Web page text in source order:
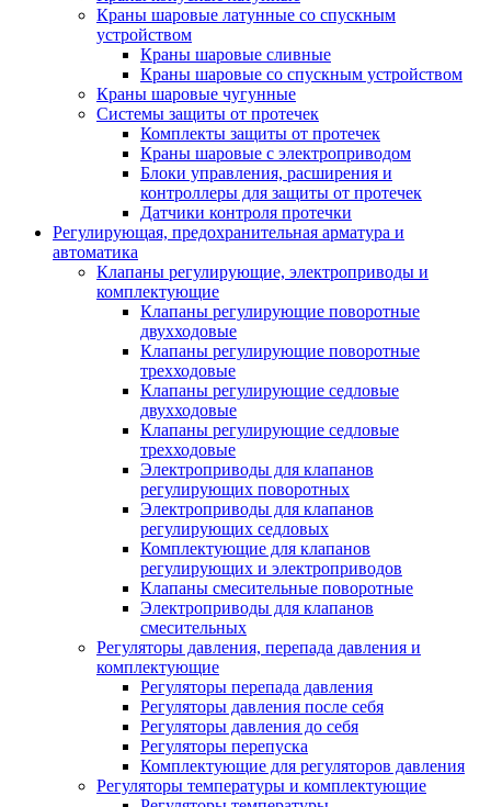
Краны шаровые латунные со спускным
устройством
Краны шаровые сливные
Краны шаровые со спускным устройством
Краны шаровые чугунные
Системы защиты от протечек
Комплекты защиты от протечек
Краны шаровые с электроприводом
Блоки управления, расширения и
контроллеры для защиты от протечек
Датчики контроля протечки
Регулирующая, предохранительная арматура и
автоматика
Клапаны регулирующие, электроприводы и
комплектующие
Клапаны регулирующие поворотные
двухходовые
Клапаны регулирующие поворотные
трехходовые
Клапаны регулирующие седловые
двухходовые
Клапаны регулирующие седловые
трехходовые
Электроприводы для клапанов
регулирующих поворотных
Электроприводы для клапанов
регулирующих седловых
Комплектующие для клапанов
регулирующих и электроприводов
Клапаны смесительные поворотные
Электроприводы для клапанов
смесительных
Регуляторы давления, перепада давления и
комплектующие
Регуляторы перепада давления
Регуляторы давления после себя
Регуляторы давления до себя
Регуляторы перепуска
Комплектующие для регуляторов давления
Регуляторы температуры и комплектующие